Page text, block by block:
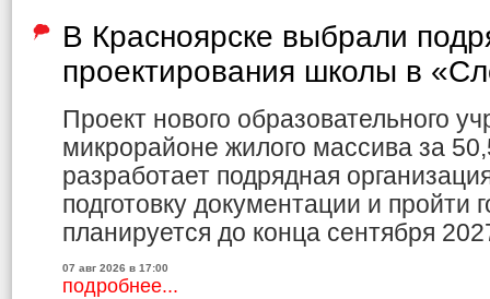
В Красноярске выбрали
проектирования школы в
Проект нового образовательного
микрорайоне жилого массива за
разработает подрядная
подготовку документации и пройти
планируется до конца сентября
07 авг 2026 в 17:00
подробнее...